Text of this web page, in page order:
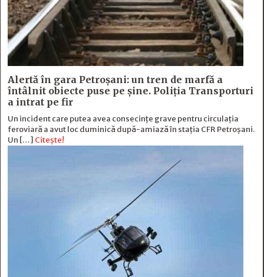
Alertă în gara Petroșani: un tren de marfă a
întâlnit obiecte puse pe șine. Poliția Transporturi
a intrat pe fir
Un incident care putea avea consecințe grave pentru circulația
feroviară a avut loc duminică după-amiază în stația CFR Petroșani.
Un […] Citește!